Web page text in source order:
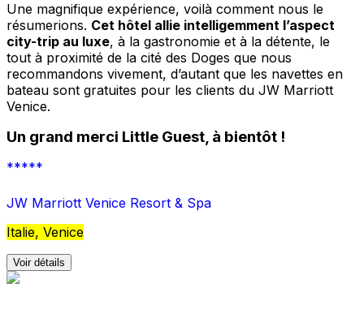
Une magnifique expérience, voilà comment nous le
résumerions. Cet hôtel allie intelligemment l’aspect
city-trip au luxe, à la gastronomie et à la détente, le
tout à proximité de la cité des Doges que nous
recommandons vivement, d’autant que les navettes en
bateau sont gratuites pour les clients du JW Marriott
Venice.
Un grand merci Little Guest, à bientôt !
*****
JW Marriott Venice Resort & Spa
Italie, Venice
Voir détails